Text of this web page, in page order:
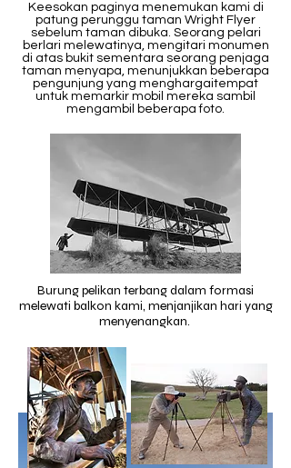
Keesokan paginya menemukan kami di
patung perunggu taman Wright Flyer
sebelum taman dibuka. Seorang pelari
berlari melewatinya, mengitari monumen
di atas bukit sementara seorang penjaga
taman menyapa, menunjukkan beberapa
pengunjung yang menghargaitempat
untuk memarkir mobil mereka sambil
mengambil beberapa foto.
Burung pelikan terbang dalam formasi
melewati balkon kami, menjanjikan hari yang
menyenangkan.